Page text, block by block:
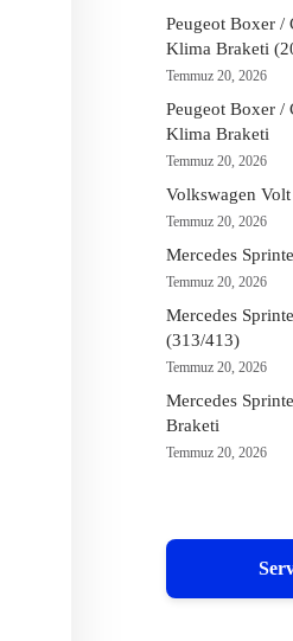
Peugeot Boxer /
Klima Braketi
Temmuz 20, 2026
Peugeot Boxer /
Klima Braketi
Temmuz 20, 2026
Volkswagen
Temmuz 20, 2026
Mercedes
Temmuz 20, 2026
Mercedes
(313/413)
Temmuz 20, 2026
Mercedes
Braketi
Temmuz 20, 2026